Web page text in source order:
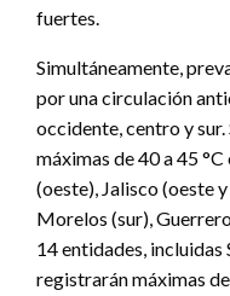
fuertes.
Simultáneamente,
por una circulación
occidente, centro y
máximas de 40 a 45
(oeste), Jalisco (oeste
Morelos (sur),
14 entidades, incluidas
registrarán máximas